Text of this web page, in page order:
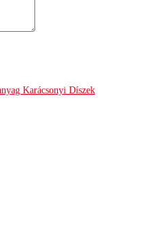
Karácsonyi Díszek